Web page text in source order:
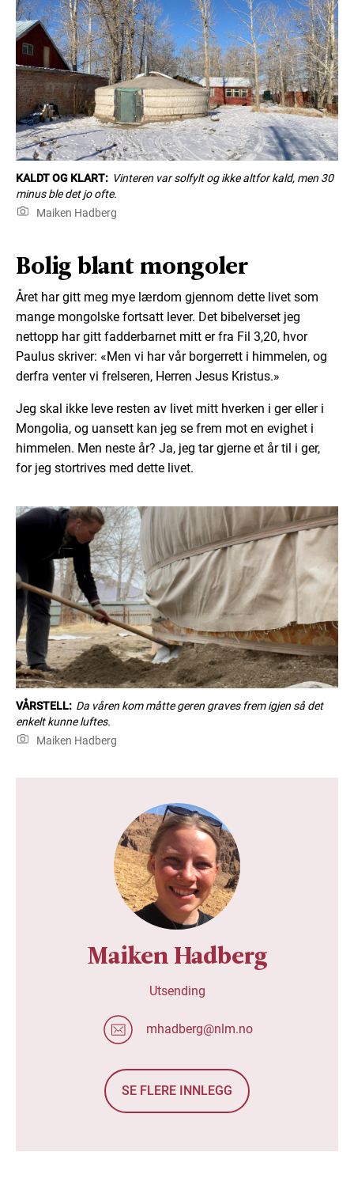
KALDT OG KLART: Vinteren var solfylt og ikke altfor kald, men 30
minus ble det jo ofte.
Maiken Hadberg
Bolig blant mongoler
Året har gitt meg mye lærdom gjennom dette livet som
mange mongolske fortsatt lever. Det bibelverset jeg
nettopp har gitt fadderbarnet mitt er fra Fil 3,20, hvor
Paulus skriver: «Men vi har vår borgerrett i himmelen, og
derfra venter vi frelseren, Herren Jesus Kristus.»
Jeg skal ikke leve resten av livet mitt hverken i ger eller i
Mongolia, og uansett kan jeg se frem mot en evighet i
himmelen. Men neste år? Ja, jeg tar gjerne et år til i ger,
for jeg stortrives med dette livet.
VÅRSTELL: Da våren kom måtte geren graves frem igjen så det
enkelt kunne luftes.
Maiken Hadberg
Maiken Hadberg
Utsending
mhadberg@nlm.no
SE FLERE INNLEGG